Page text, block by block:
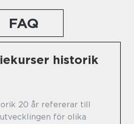
FAQ
historik
20 år refererar till
för olika